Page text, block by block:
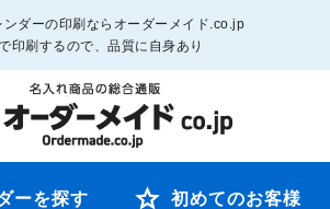
ダーの印刷ならオーダーメイド.co.jp
印刷するので、品質に自身あり
ーを探す 初めてのお客様